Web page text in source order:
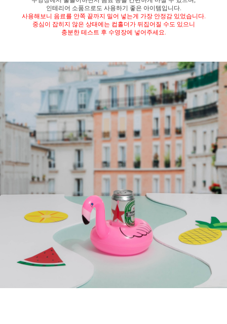
인테리어 소품으로도 사용하기 좋은 아이템입니다.
사용해보니 음료를 안쪽 끝까지 밀어 넣는게 가장 안정감 있었습니다.
중심이 잡히지 않은 상태에는 컵홀더가 뒤집어질 수도 있으니
충분한 테스트 후 수영장에 넣어주세요.